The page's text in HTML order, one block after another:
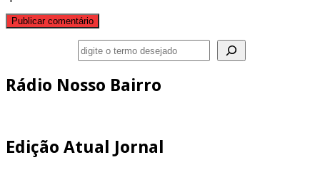
Rádio Nosso Bairro
Edição Atual Jornal